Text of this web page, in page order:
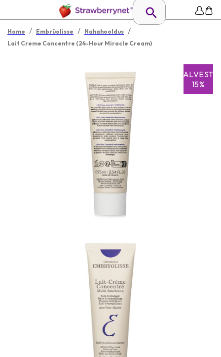
Home / Embrüolisse / Nahahooldus /
Lait Creme Concentre (24-Hour Miracle Cream)
SALVESTA
15%